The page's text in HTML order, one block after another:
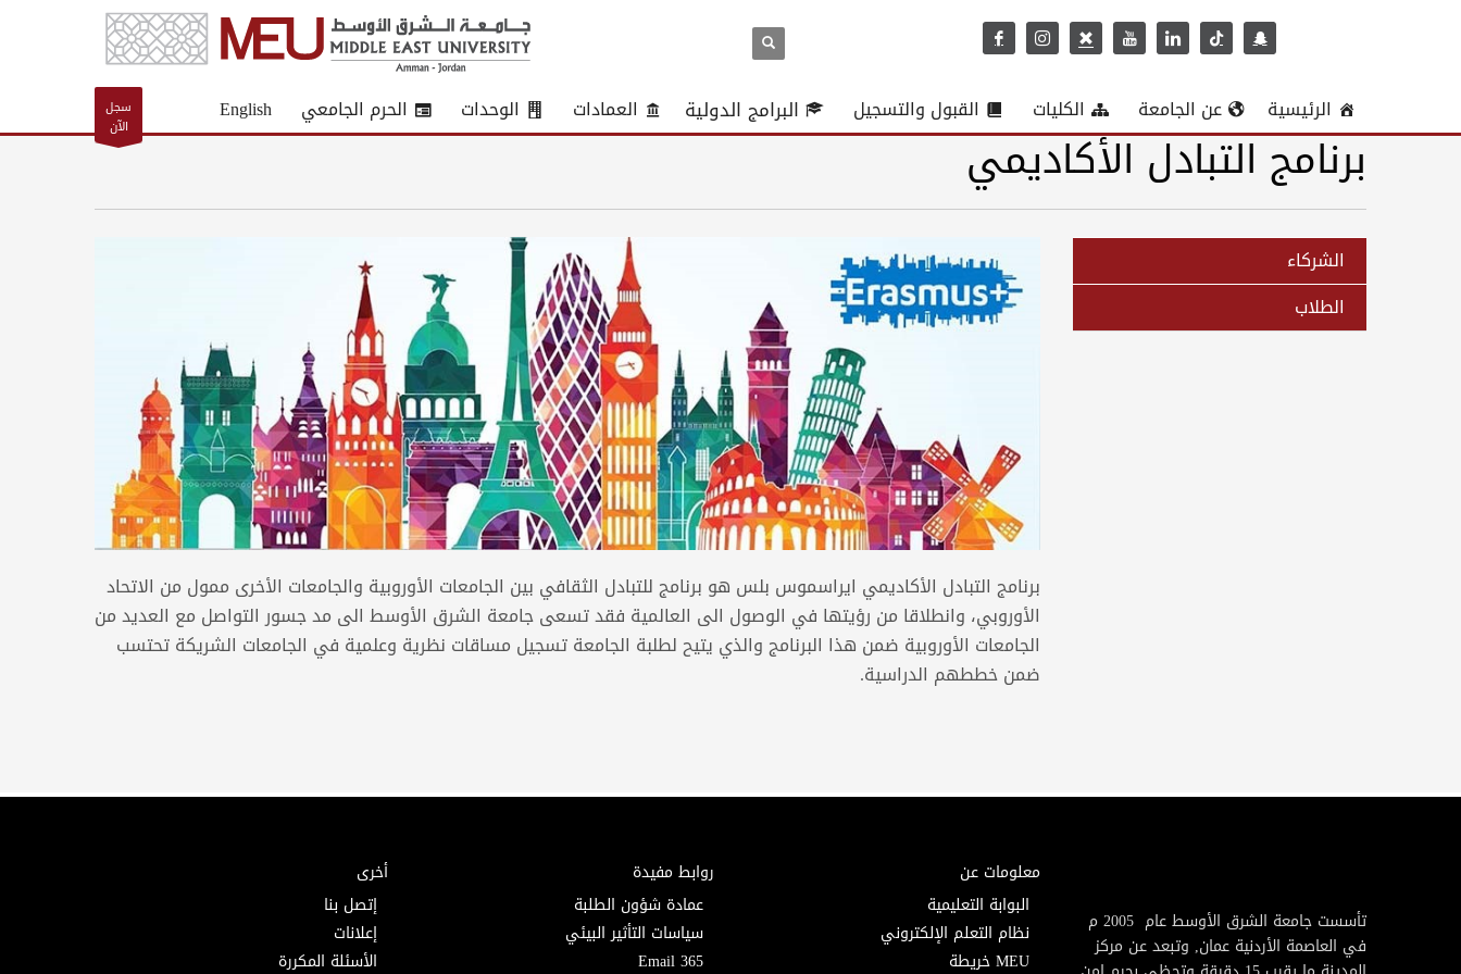
الرئيسية عن الجامعة الكليات القبول والتسجيل البرامج الدولية العمادات الوحدات الحرم الجامعي English
سجل
الآن
برنامج التبادل الأكاديمي
برنامج التبادل الأكاديمي ايراسموس بلس هو برنامج للتبادل الثقافي بين الجامعات الأوروبية والجامعات الأخرى ممول من الاتحاد
الأوروبي، وانطلاقا من رؤيتها في الوصول الى العالمية فقد تسعى جامعة الشرق الأوسط الى مد جسور التواصل مع العديد من
الجامعات الأوروبية ضمن هذا البرنامج والذي يتيح لطلبة الجامعة تسجيل مساقات نظرية وعلمية في الجامعات الشريكة تحتسب
ضمن خططهم الدراسية.
الشركاء
الطلاب
تأسست جامعة الشرق الأوسط عام 2005 م
في العاصمة الأردنية عمان, وتبعد عن مركز
معلومات عن
البوابة التعليمية
نظام التعلم الإلكتروني
MEU خريطة
روابط مفيدة
عمادة شؤون الطلبة
سياسات التأثير البيئي
Email 365
أخرى
إتصل بنا
إعلانات
الأسئلة المكررة